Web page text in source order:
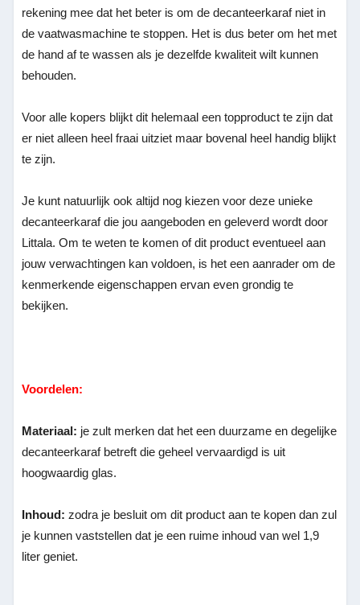
rekening mee dat het beter is om de decanteerkaraf niet in
de vaatwasmachine te stoppen. Het is dus beter om het met
de hand af te wassen als je dezelfde kwaliteit wilt kunnen
behouden.
Voor alle kopers blijkt dit helemaal een topproduct te zijn dat
er niet alleen heel fraai uitziet maar bovenal heel handig blijkt
te zijn.
Je kunt natuurlijk ook altijd nog kiezen voor deze unieke
decanteerkaraf die jou aangeboden en geleverd wordt door
Littala. Om te weten te komen of dit product eventueel aan
jouw verwachtingen kan voldoen, is het een aanrader om de
kenmerkende eigenschappen ervan even grondig te
bekijken.
Voordelen:
Materiaal: je zult merken dat het een duurzame en degelijke
decanteerkaraf betreft die geheel vervaardigd is uit
hoogwaardig glas.
Inhoud:zodra je besluit om dit product aan te kopen dan zul
je kunnen vaststellen dat je een ruime inhoud van wel 1,9
liter geniet.